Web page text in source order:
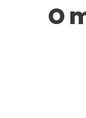
O